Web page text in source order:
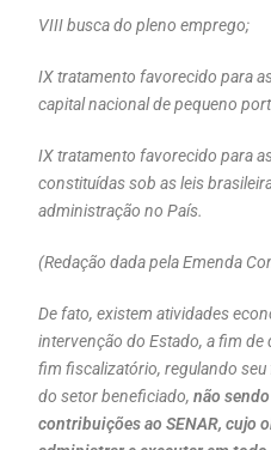
VIII busca do pleno emprego;
IX tratamento favorecido para
capital nacional de pequeno
IX tratamento favorecido para
constituídas sob as leis
administração no País.
(Redação dada pela Emenda
De fato, existem atividades
intervenção do Estado, a fim de
fim fiscalizatório, regulando
do setor beneficiado,não
contribuições ao SENAR, cujo